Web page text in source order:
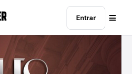
Entrar